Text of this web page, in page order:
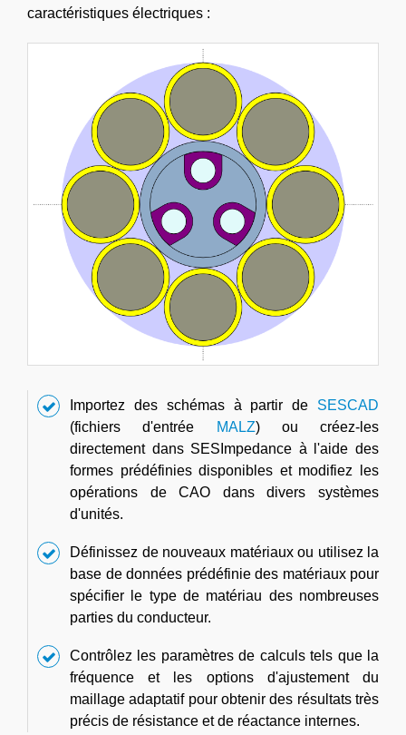
caractéristiques électriques :
Importez des schémas à partir de SESCAD
(fichiers d'entrée
MALZ) ou créez-les
directement dans SESImpedance à l'aide des
formes prédéfinies disponibles et modifiez les
opérations de CAO dans divers systèmes
d'unités.
Définissez de nouveaux matériaux ou utilisez la
base de données prédéfinie des matériaux pour
spécifier le type de matériau des nombreuses
parties du conducteur.
Contrôlez les paramètres de calculs tels que la
fréquence et les options d'ajustement du
maillage adaptatif pour obtenir des résultats très
précis de résistance et de réactance internes.